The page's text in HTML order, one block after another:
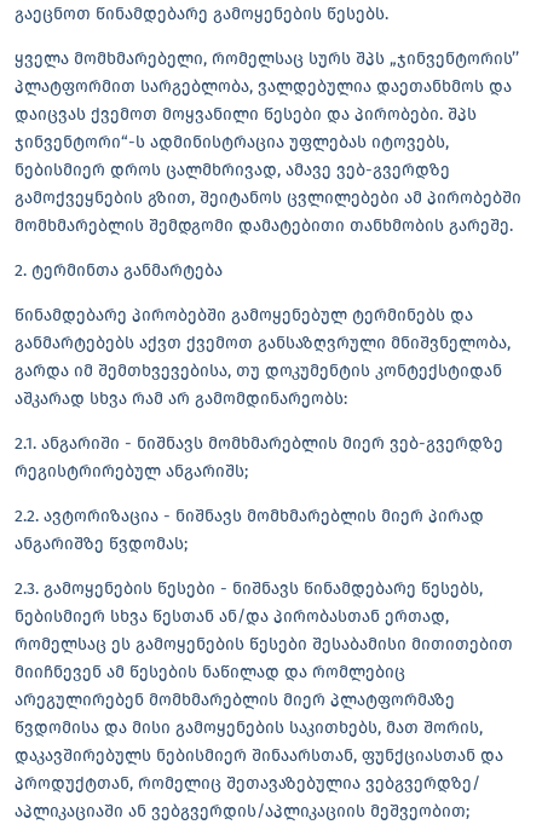
გაეცნოთ წინამდებარე გამოყენების წესებს.
ყველა მომხმარებელი, რომელსაც სურს შპს „ჯინვენტორის’’
პლატფორმით სარგებლობა, ვალდებულია დაეთანხმოს და
დაიცვას ქვემოთ მოყვანილი წესები და პირობები. შპს
ჯინვენტორი“-ს ადმინისტრაცია უფლებას იტოვებს,
ნებისმიერ დროს ცალმხრივად, ამავე ვებ-გვერდზე
გამოქვეყნების გზით, შეიტანოს ცვლილებები ამ პირობებში
მომხმარებლის შემდგომი დამატებითი თანხმობის გარეშე.
2. ტერმინთა განმარტება
წინამდებარე პირობებში გამოყენებულ ტერმინებს და
განმარტებებს აქვთ ქვემოთ განსაზღვრული მნიშვნელობა,
გარდა იმ შემთხვევებისა, თუ დოკუმენტის კონტექსტიდან
აშკარად სხვა რამ არ გამომდინარეობს:
2.1. ანგარიში - ნიშნავს მომხმარებლის მიერ ვებ-გვერდზე
რეგისტრირებულ ანგარიშს;
2.2. ავტორიზაცია - ნიშნავს მომხმარებლის მიერ პირად
ანგარიშზე წვდომას;
2.3. გამოყენების წესები - ნიშნავს წინამდებარე წესებს,
ნებისმიერ სხვა წესთან ან/და პირობასთან ერთად,
რომელსაც ეს გამოყენების წესები შესაბამისი მითითებით
მიიჩნევენ ამ წესების ნაწილად და რომლებიც
არეგულირებენ მომხმარებლის მიერ პლატფორმაზე
წვდომისა და მისი გამოყენების საკითხებს, მათ შორის,
დაკავშირებულს ნებისმიერ შინაარსთან, ფუნქციასთან და
პროდუქტთან, რომელიც შეთავაზებულია ვებგვერდზე/
აპლიკაციაში ან ვებგვერდის/აპლიკაციის მეშვეობით;